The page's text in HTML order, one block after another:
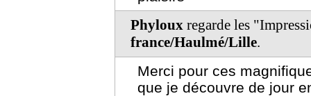
Phyloux regarde les
france/Haulmé/Lille.
Merci pour ces
que je découvre de jour